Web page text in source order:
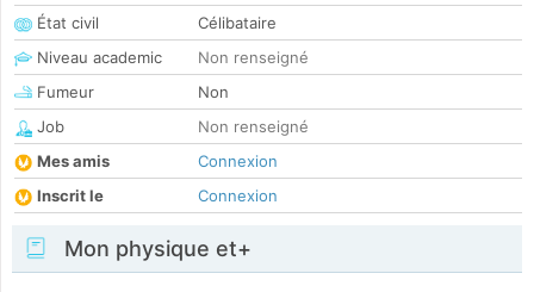
État civil
Célibataire
Niveau academic
Non renseigné
Fumeur
Non
Job
Non renseigné
Mes amis
Connexion
Inscrit le
Connexion
Mon physique et+